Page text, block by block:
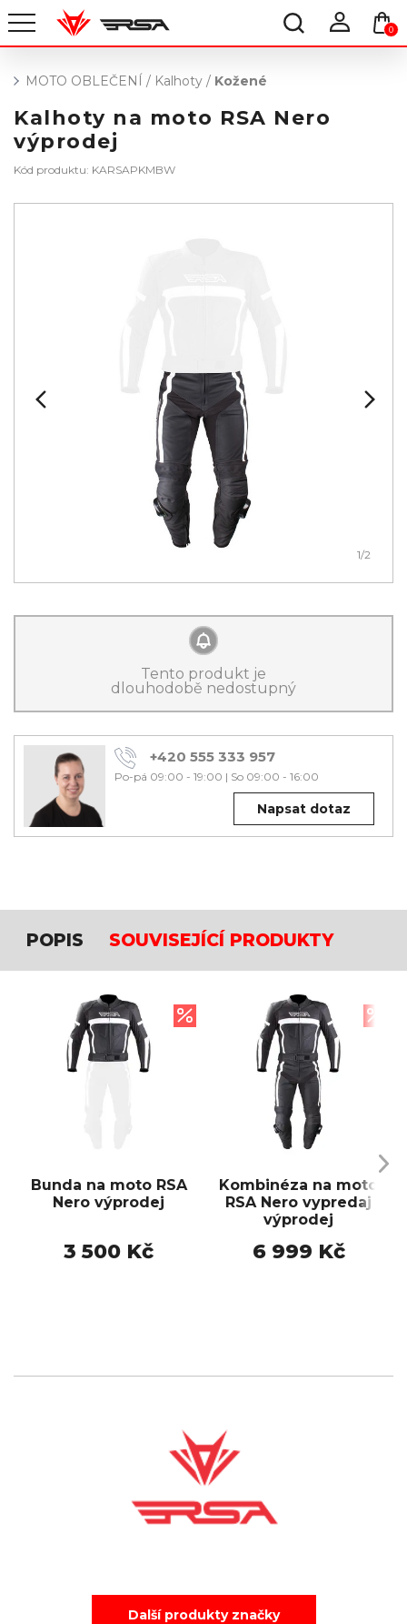
0
MOTO OBLEČENÍ / Kalhoty / Kožené
Kalhoty na moto RSA Nero
výprodej
Kód produktu: KARSAPKMBW
1/2
Tento produkt je
dlouhodobě nedostupný
+420 555 333 957
Po-pá 09:00 - 19:00 | So 09:00 - 16:00
Napsat dotaz
POPIS SOUVISEJÍCÍ PRODUKTY
Bunda na moto RSA
Nero výprodej
3 500 Kč
Kombinéza na moto
RSA Nero vypredaj
výprodej
6 999 Kč
Další produkty značky